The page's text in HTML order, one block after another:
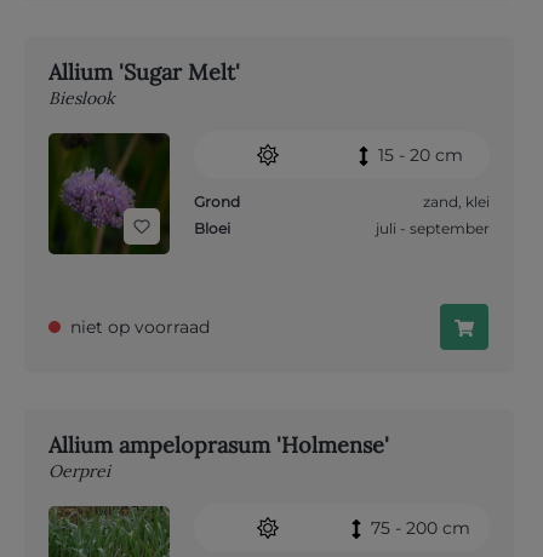
Allium 'Sugar Melt'
Bieslook
15 - 20 cm
Grond zand, klei
Bloei
juli - september
niet op voorraad
Allium ampeloprasum 'Holmense'
Oerprei
75 - 200 cm